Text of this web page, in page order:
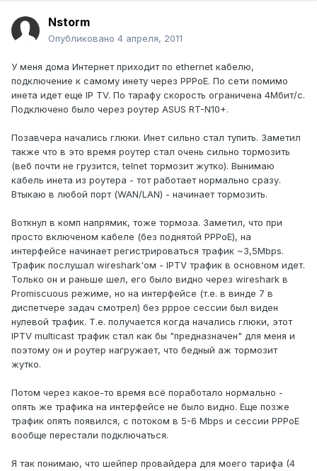
Nstorm
Опубликовано 4 апреля, 2011
У меня дома Интернет приходит по ethernet кабелю,
подключение к самому инету через PPPoE. По сети помимо
инета идет еще IP TV. По тарафу скорость ограничена 4Мбит/с.
Подключено было через роутер ASUS RT-N10+.
Позавчера начались глюки. Инет сильно стал тупить. Заметил
также что в это время роутер стал очень сильно тормозить
(веб почти не грузится, telnet тормозит жутко). Вынимаю
кабель инета из роутера - тот работает нормально сразу.
Втыкаю в любой порт (WAN/LAN) - начинает тормозить.
Воткнул в комп напрямик, тоже тормоза. Заметил, что при
просто включеном кабеле (без поднятой PPPoE), на
интерфейсе начинает регистрироваться трафик ~3,5Mbps.
Трафик послушал wireshark'ом - IPTV трафик в основном идет.
Только он и раньше шел, его было видно через wireshark в
Promiscuous режиме, но на интерфейсе (т.е. в винде 7 в
диспетчере задач смотрел) без pppoe сессии был виден
нулевой трафик. Т.е. получается когда начались глюки, этот
IPTV multicast трафик стал как бы "предназначен" для меня и
поэтому он и роутер нагружает, что бедный аж тормозит
жутко.
Потом через какое-то время всё поработало нормально -
опять же трафика на интерфейсе не было видно. Еще позже
трафик опять появился, с потоком в 5-6 Mbps и сессии PPPoE
вообще перестали подключаться.
Я так понимаю, что шейпер провайдера для моего тарифа (4